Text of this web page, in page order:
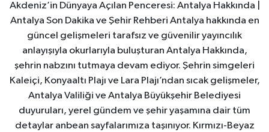
Akdeniz’in Dünyaya Açılan Penceresi: Antalya Hakkında |
Antalya Son Dakika ve Şehir Rehberi Antalya hakkında en
güncel gelişmeleri tarafsız ve güvenilir yayıncılık
anlayışıyla okurlarıyla buluşturan Antalya Hakkında,
şehrin nabzını tutmaya devam ediyor. Şehrin simgeleri
Kaleiçi, Konyaaltı Plajı ve Lara Plajı’ndan sıcak gelişmeler,
Antalya Valiliği ve Antalya Büyükşehir Belediyesi
duyuruları, yerel gündem ve şehir yaşamına dair tüm
detaylar anbean sayfalarımıza taşınıyor. Kırmızı-Beyaz